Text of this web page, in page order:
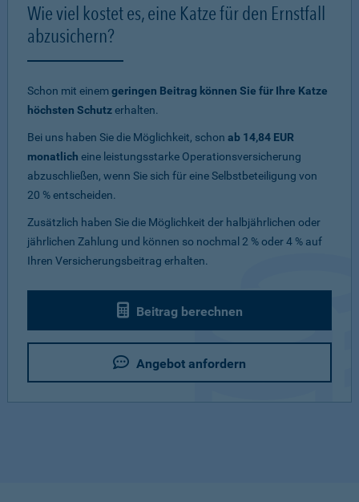
Wie viel kostet es, eine Katze für den Ernstfall
abzusichern?
Schon mit einemgeringen Beitrag können Sie für Ihre Katze
höchsten Schutzerhalten.
Bei uns haben Sie die Möglichkeit, schon ab 14,84 EUR
monatlich eine leistungsstarke Operationsversicherung
abzuschließen, wenn Sie sich für eine Selbstbeteiligung von
20 % entscheiden.
Zusätzlich haben Sie die Möglichkeit der halbjährlichen oder
jährlichen Zahlung und können so nochmal 2 % oder 4 % auf
Ihren Versicherungsbeitrag erhalten.
Beitrag berechnen
Angebot anfordern